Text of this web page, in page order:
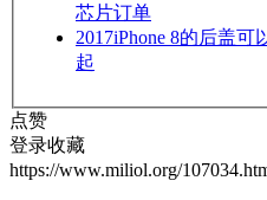
芯片订单
2017iPhone 8的后盖可
起
点赞
登录收藏
https://www.miliol.org/